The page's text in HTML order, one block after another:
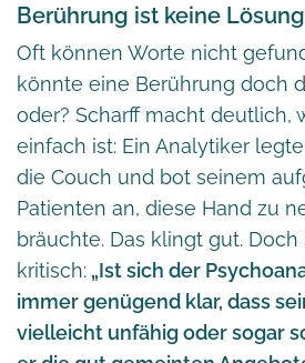
Berührung ist keine Lösung
Oft können Worte nicht
könnte eine Berührung doch
oder? Scharff macht deutlich,
einfach ist: Ein Analytiker
die Couch und bot seinem
Patienten an, diese Hand zu
bräuchte. Das klingt gut. Doch
kritisch: „Ist sich der
immer genügend klar, dass
vielleicht unfähig oder sogar